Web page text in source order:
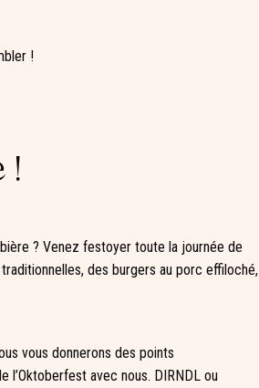
!
!
? Venez festoyer toute la journée de
des burgers au porc effiloché,
vous donnerons des points
avec nous. DIRNDL ou